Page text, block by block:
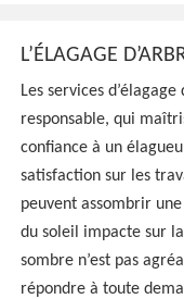
selon les
Contactez-Nous!
L’ÉLAGAGE
Les services
responsable, qui
confiance à un
satisfaction sur les
peuvent assombrir
du soleil impacte sur
sombre n’est pas
répondre à toute